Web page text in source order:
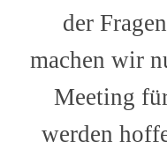
der
machen wir
Meeting
werden